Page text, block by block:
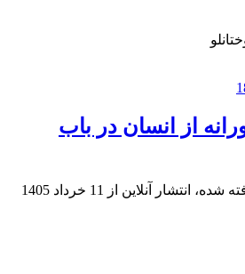
از انسان در باب
شده، انتشار آنلاین از 11 خرداد 1405